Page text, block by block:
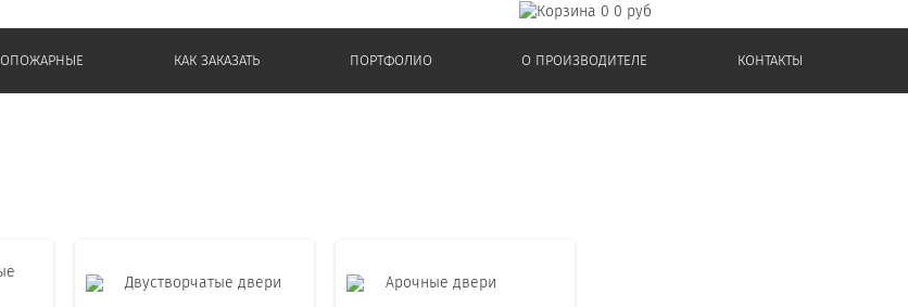
0 0 руб
КАК ЗАКАЗАТЬ ПОРТФОЛИО О ПРОИЗВОДИТЕЛЕ КОНТАКТЫ
Двустворчатые двери Арочные двери